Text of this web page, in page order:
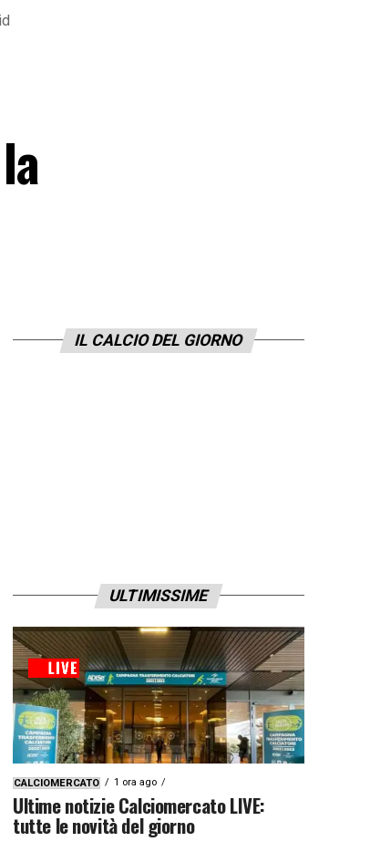
IL CALCIO DEL GIORNO
ULTIMISSIME
CALCIOMERCATO 1 ora ago
Ultime notizie Calciomercato LIVE:
tutte le novità del giorno